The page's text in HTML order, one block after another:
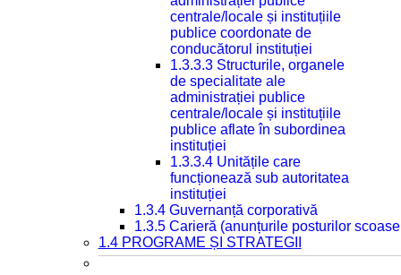
centrale/locale și instituțiile
publice coordonate de
conducătorul instituției
1.3.3.3 Structurile, organele
de specialitate ale
administrației publice
centrale/locale și instituțiile
publice aflate în subordinea
instituției
1.3.3.4 Unitățile care
funcționează sub autoritatea
instituției
1.3.4 Guvernanță corporativă
1.3.5 Carieră (anunțurile posturilor
1.4 PROGRAME ȘI STRATEGII